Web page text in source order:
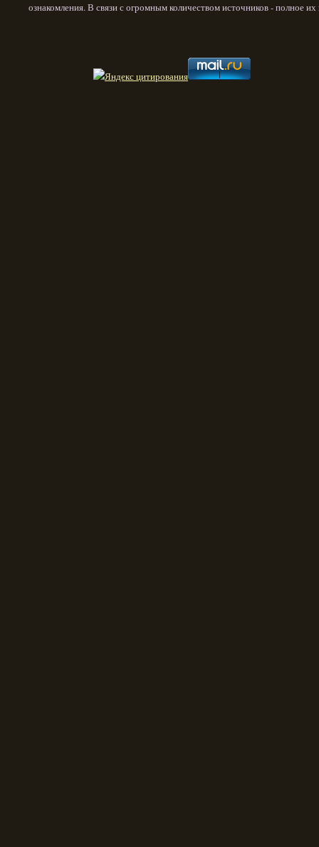
ознакомления. В связи с огромным количеством источников - полное